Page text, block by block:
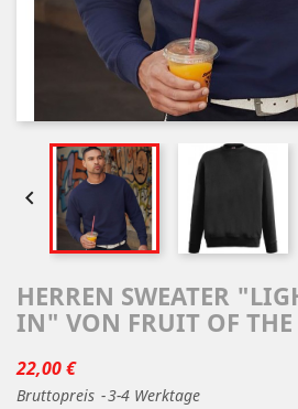

HERREN SWEATER
IN" VON FRUIT OF
22,00 €
Bruttopreis 3-4 Werktage